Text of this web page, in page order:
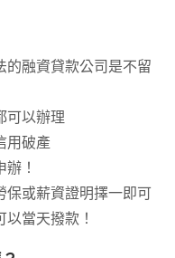
的融資貸款公司是不留
可以辦理
用破產
！
保或薪資證明擇一即可
當天撥款！